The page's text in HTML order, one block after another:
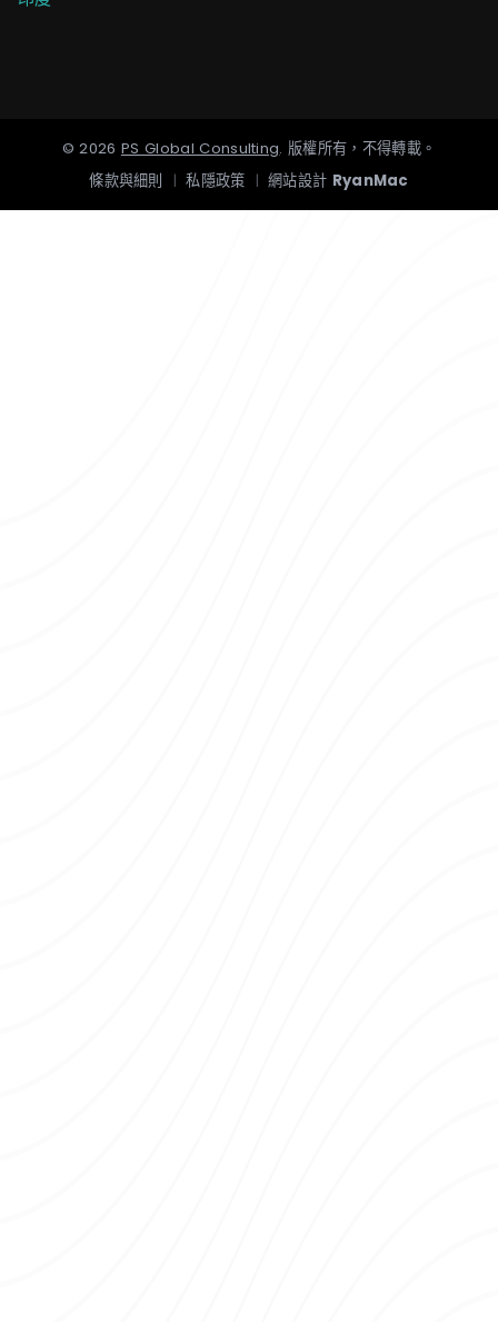
©2026 PS Global Consulting.版權所有，不得轉載。
條款與細則
| 私隱政策 | 網站設計 RyanMac